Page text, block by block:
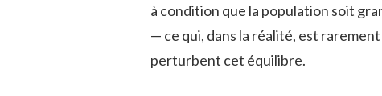
à condition que la population soit
— ce qui, dans la réalité, est
perturbent cet équilibre.